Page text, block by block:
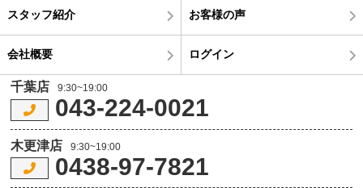
スタッフ紹介 お客様の声
会社概要 ログイン
千葉店 9:30~19:00
043-224-0021
木更津店 9:30~19:00
0438-97-7821